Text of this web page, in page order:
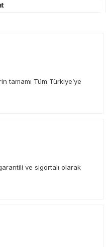
tamamı Tüm Türkiye’ye
ve sigortalı olarak